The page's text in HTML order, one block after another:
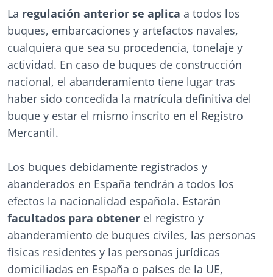
La regulación anterior se aplica a todos los
buques, embarcaciones y artefactos navales,
cualquiera que sea su procedencia, tonelaje y
actividad. En caso de buques de construcción
nacional, el abanderamiento tiene lugar tras
haber sido concedida la matrícula definitiva del
buque y estar el mismo inscrito en el Registro
Mercantil.
Los buques debidamente registrados y
abanderados en España tendrán a todos los
efectos la nacionalidad española. Estarán
facultados para obtener el registro y
abanderamiento de buques civiles, las personas
físicas residentes y las personas jurídicas
domiciliadas en España o países de la UE,